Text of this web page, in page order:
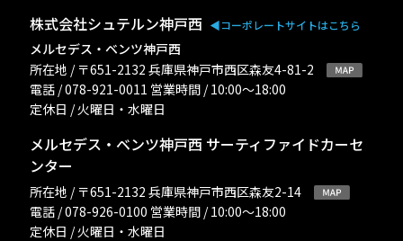
株式会社シュテルン神戸西 ◀︎コーポレートサイトはこちら
メルセデス・ベンツ神戸西
所在地 / 〒651-2132 兵庫県神戸市西区森友4-81-2
電話 / 078-921-0011 営業時間 / 10:00〜18:00
定休日 / 火曜日・水曜日
メルセデス・ベンツ神戸西 サーティファイドカーセ
ンター
所在地 / 〒651-2132 兵庫県神戸市西区森友2-14
電話 / 078-926-0100 営業時間 / 10:00〜18:00
定休日 / 火曜日・水曜日